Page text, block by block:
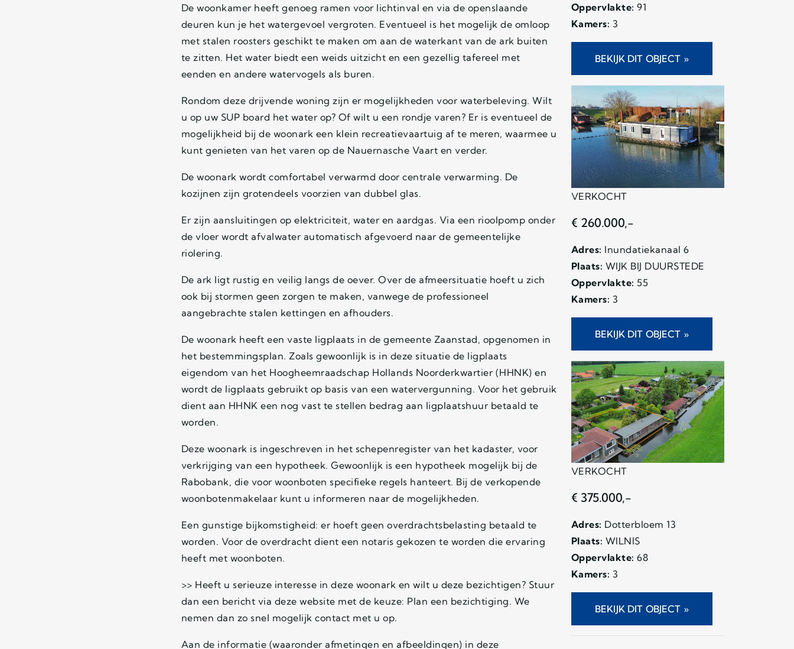
De woonkamer heeft genoeg ramen voor lichtinval en via de openslaande
deuren kun je het watergevoel vergroten. Eventueel is het mogelijk de omloop
met stalen roosters geschikt te maken om aan de waterkant van de ark buiten
te zitten. Het water biedt een weids uitzicht en een gezellig tafereel met
eenden en andere watervogels als buren.
Rondom deze drijvende woning zijn er mogelijkheden voor waterbeleving. Wilt
u op uw SUP board het water op? Of wilt u een rondje varen? Er is eventueel de
mogelijkheid bij de woonark een klein recreatievaartuig af te meren, waarmee u
kunt genieten van het varen op de Nauernasche Vaart en verder.
De woonark wordt comfortabel verwarmd door centrale verwarming. De
kozijnen zijn grotendeels voorzien van dubbel glas.
Er zijn aansluitingen op elektriciteit, water en aardgas. Via een rioolpomp onder
de vloer wordt afvalwater automatisch afgevoerd naar de gemeentelijke
riolering.
De ark ligt rustig en veilig langs de oever. Over de afmeersituatie hoeft u zich
ook bij stormen geen zorgen te maken, vanwege de professioneel
aangebrachte stalen kettingen en afhouders.
De woonark heeft een vaste ligplaats in de gemeente Zaanstad, opgenomen in
het bestemmingsplan. Zoals gewoonlijk is in deze situatie de ligplaats
eigendom van het Hoogheemraadschap Hollands Noorderkwartier (HHNK) en
wordt de ligplaats gebruikt op basis van een watervergunning. Voor het gebruik
dient aan HHNK een nog vast te stellen bedrag aan ligplaatshuur betaald te
worden.
Deze woonark is ingeschreven in het schepenregister van het kadaster, voor
verkrijging van een hypotheek. Gewoonlijk is een hypotheek mogelijk bij de
Rabobank, die voor woonboten specifieke regels hanteert. Bij de verkopende
woonbotenmakelaar kunt u informeren naar de mogelijkheden.
Een gunstige bijkomstigheid: er hoeft geen overdrachtsbelasting betaald te
worden. Voor de overdracht dient een notaris gekozen te worden die ervaring
heeft met woonboten.
>> Heeft u serieuze interesse in deze woonark en wilt u deze bezichtigen? Stuur
dan een bericht via deze website met de keuze: Plan een bezichtiging. We
nemen dan zo snel mogelijk contact met u op.
Aan de informatie (waaronder afmetingen en afbeeldingen) in deze
Oppervlakte: 91
Kamers: 3
BEKIJK DIT OBJECT »
VERKOCHT
€ 260.000,-
Adres: Inundatiekanaal 6
Plaats: WIJK BIJ DUURSTEDE
Oppervlakte: 55
Kamers: 3
BEKIJK DIT OBJECT »
VERKOCHT
€ 375.000,-
Adres: Dotterbloem 13
Plaats: WILNIS
Oppervlakte: 68
Kamers: 3
BEKIJK DIT OBJECT »